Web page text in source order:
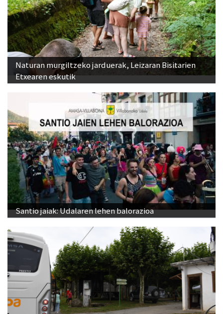
Naturan murgiltzeko jarduerak, Leizaran Bisitarien
Etxearen eskutik
Santio jaiak: Udalaren lehen balorazioa